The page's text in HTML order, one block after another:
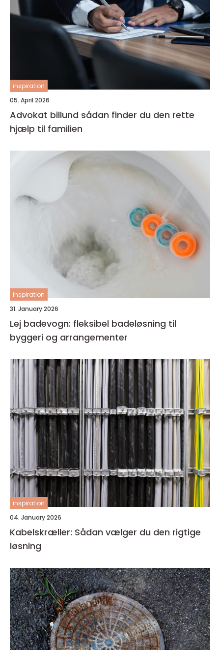
inspiration
05. April 2026
Advokat billund sådan finder du den rette
hjælp til familien
inspiration
31. January 2026
Lej badevogn: fleksibel badeløsning til
byggeri og arrangementer
inspiration
04. January 2026
Kabelskræller: Sådan vælger du den rigtige
løsning